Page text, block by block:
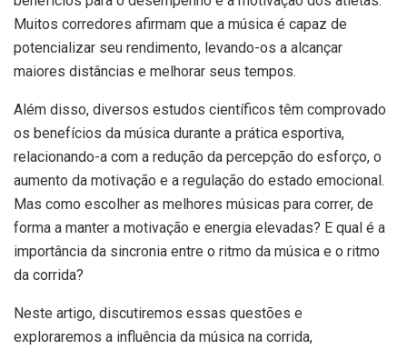
Muitos corredores afirmam que a música é capaz de
potencializar seu rendimento, levando-os a alcançar
maiores distâncias e melhorar seus tempos.
Além disso, diversos estudos científicos têm comprovado
os benefícios da música durante a prática esportiva,
relacionando-a com a redução da percepção do esforço, o
aumento da motivação e a regulação do estado emocional.
Mas como escolher as melhores músicas para correr, de
forma a manter a motivação e energia elevadas? E qual é a
importância da sincronia entre o ritmo da música e o ritmo
da corrida?
Neste artigo, discutiremos essas questões e
exploraremos a influência da música na corrida,